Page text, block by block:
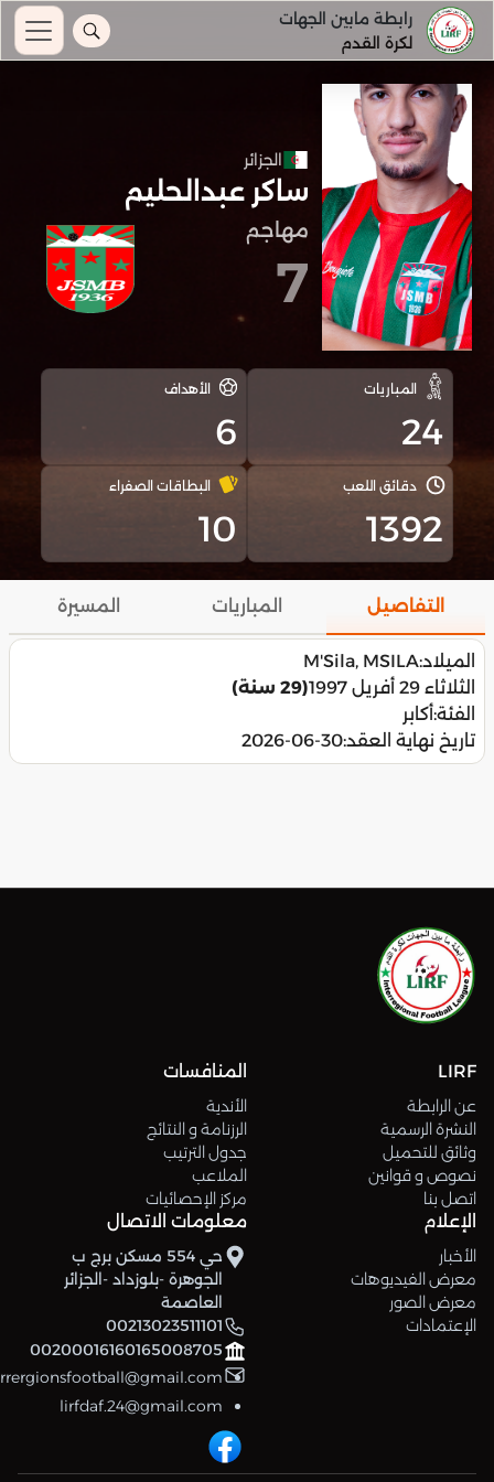
رابطة مابين الجهات
لكرة القدم
الجزائر
ساكر عبدالحليم
مهاجم
7
المباريات
24
الأهداف
6
دقائق اللعب
1392
البطاقات الصفراء
10
التفاصيل المباريات المسيرة
الميلاد:M'Sila, MSILA
الثلاثاء 29 أفريل 1997
(29 سنة)
الفئة:أكابر
تاريخ نهاية العقد:2026-06-30
LIRF
عن الرابطة
النشرة الرسمية
وثائق للتحميل
نصوص و قوانين
اتصل بنا
المنافسات
الأندية
الرزنامة و النتائج
جدول الترتيب
الملاعب
مركز الإحصائيات
الإعلام
الأخبار
معرض الفيديوهات
معرض الصور
الإعتمادات
معلومات الاتصال
حي 554 مسكن برج ب
الجوهرة -بلوزداد -الجزائر
العاصمة
00213023511101
00200016160165008705
lirfdaf.24@gmail.com